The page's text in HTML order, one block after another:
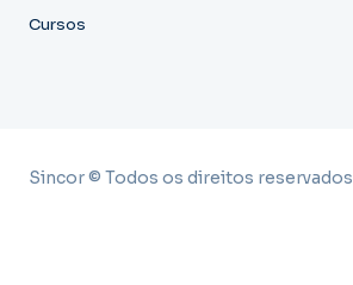
Cursos
Sincor © Todos os direitos reservados